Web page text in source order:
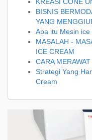
BISNIS
YANG
Apa itu Mesin
MASALAH -
ICE CREAM
CARA
Strategi Yang
Cream